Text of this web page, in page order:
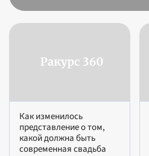
Как изменилось
представление о том,
какой должна быть
современная свадьба